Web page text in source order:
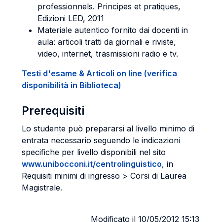
professionnels. Principes et pratiques,
Edizioni LED, 2011
Materiale autentico fornito dai docenti in
aula: articoli tratti da giornali e riviste,
video, internet, trasmissioni radio e tv.
Testi d'esame & Articoli on line (verifica
disponibilità in Biblioteca)
Prerequisiti
Lo studente può prepararsi al livello minimo di
entrata necessario seguendo le indicazioni
specifiche per livello disponibili nel sito
www.unibocconi.it/centrolinguistico, in
Requisiti minimi di ingresso > Corsi di Laurea
Magistrale.
Modificato il 10/05/2012 15:13